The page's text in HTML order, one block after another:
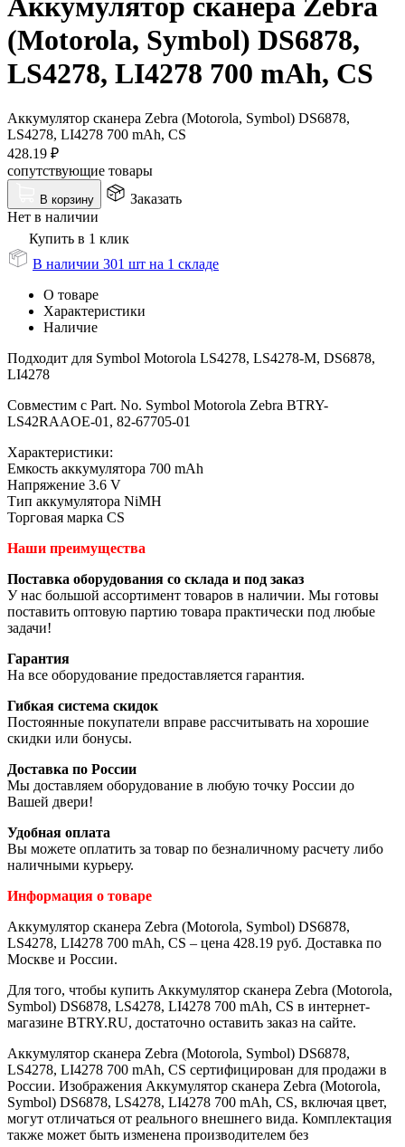
Аккумулятор сканера Zebra
(Motorola, Symbol) DS6878,
LS4278, LI4278 700 mAh, CS
Аккумулятор сканера Zebra (Motorola, Symbol) DS6878,
LS4278, LI4278 700 mAh, CS
428.19 ₽
сопутствующие товары
В корзину
Заказать
Нет в наличии
Купить в 1 клик
В наличии 301 шт на 1 складе
О товаре
Характеристики
Наличие
Подходит для Symbol Motorola LS4278, LS4278-M, DS6878,
LI4278
Совместим с Part. No. Symbol Motorola Zebra BTRY-
LS42RAAOE-01, 82-67705-01
Характеристики:
Емкость аккумулятора 700 mAh
Напряжение 3.6 V
Тип аккумулятора NiMH
Торговая марка CS
Наши преимущества
Поставка оборудования со склада и под заказ
У нас большой ассортимент товаров в наличии. Мы готовы
поставить оптовую партию товара практически под любые
задачи!
Гарантия
На все оборудование предоставляется гарантия.
Гибкая система скидок
Постоянные покупатели вправе рассчитывать на хорошие
скидки или бонусы.
Доставка по России
Мы доставляем оборудование в любую точку России до
Вашей двери!
Удобная оплата
Вы можете оплатить за товар по безналичному расчету либо
наличными курьеру.
Информация о товаре
Аккумулятор сканера Zebra (Motorola, Symbol) DS6878,
LS4278, LI4278 700 mAh, CS – цена 428.19 руб. Доставка по
Москве и России.
Для того, чтобы купить Аккумулятор сканера Zebra (Motorola,
Symbol) DS6878, LS4278, LI4278 700 mAh, CS в интернет-
магазине BTRY.RU, достаточно оставить заказ на сайте.
Аккумулятор сканера Zebra (Motorola, Symbol) DS6878,
LS4278, LI4278 700 mAh, CS сертифицирован для продажи в
России. Изображения Аккумулятор сканера Zebra (Motorola,
Symbol) DS6878, LS4278, LI4278 700 mAh, CS, включая цвет,
могут отличаться от реального внешнего вида. Комплектация
также может быть изменена производителем без